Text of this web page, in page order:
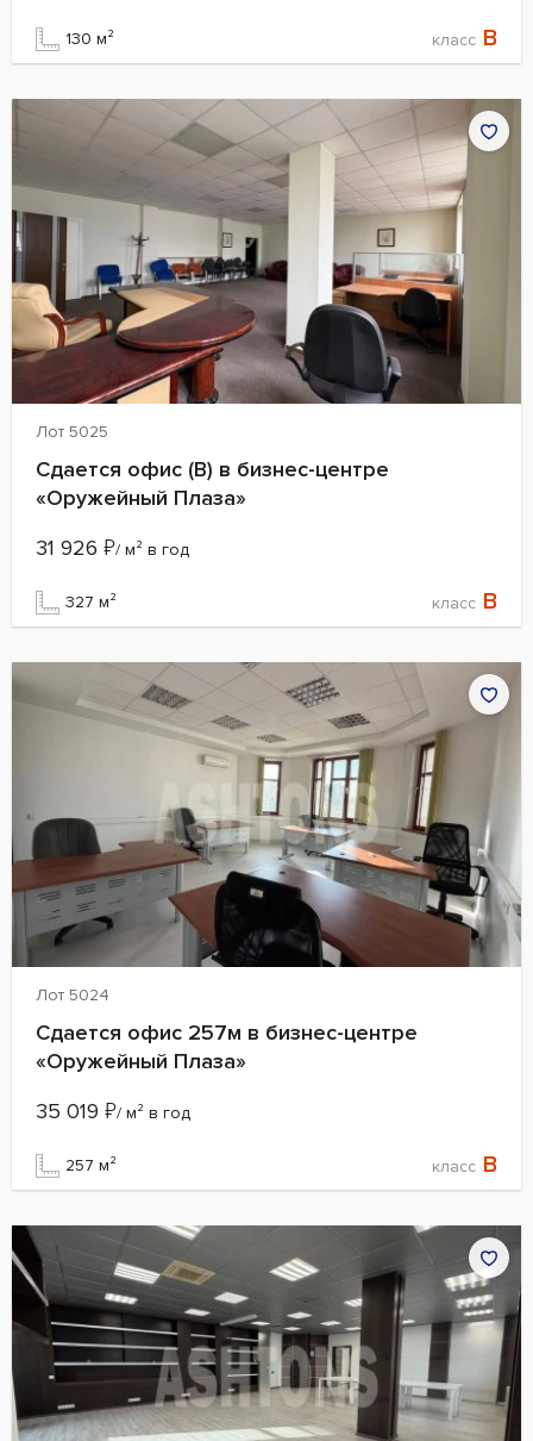
130 м² класс B
Лот 5025
Сдается офис (B) в бизнес-центре
«Оружейный Плаза»
31 926 ₽/ м² в год
327 м² класс B
Лот 5024
Сдается офис 257м в бизнес-центре
«Оружейный Плаза»
35 019 ₽/ м² в год
257 м² класс B